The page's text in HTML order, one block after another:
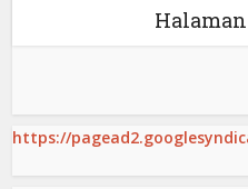
https://